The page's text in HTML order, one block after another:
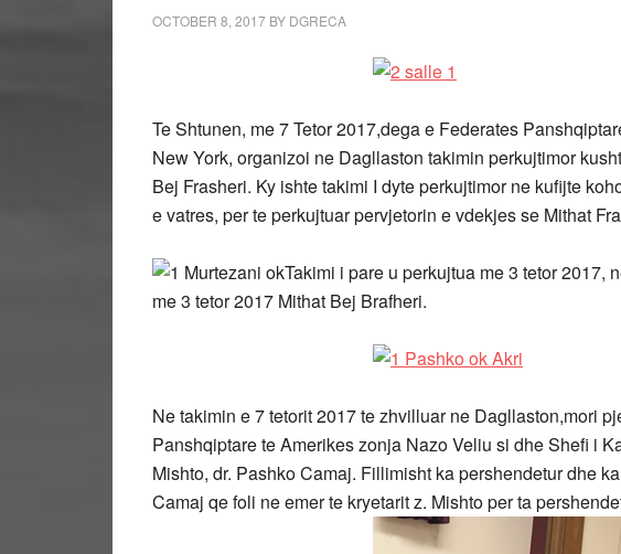
OCTOBER 8, 2017 BY DGRECA
Te Shtunen, me 7 Tetor 2017,dega e Federates
New York, organizoi ne Dagllaston takimin perkujtimor
Bej Frasheri. Ky ishte takimi I dyte perkujtimor ne kufijte
e vatres, per te perkujtuar pervjetorin e vdekjes se Mithat
Takimi i pare u perkujtua me 3 tetor 2017,
me 3 tetor 2017 Mithat Bej Brafheri.
Ne takimin e 7 tetorit 2017 te zhvilluar ne Dagllaston,mori
Panshqiptare te Amerikes zonja Nazo Veliu si dhe Shefi i
Mishto, dr. Pashko Camaj. Fillimisht ka pershendetur dhe
Camaj qe foli ne emer te kryetarit z. Mishto per ta